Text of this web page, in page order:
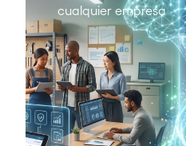
cualquier empresa